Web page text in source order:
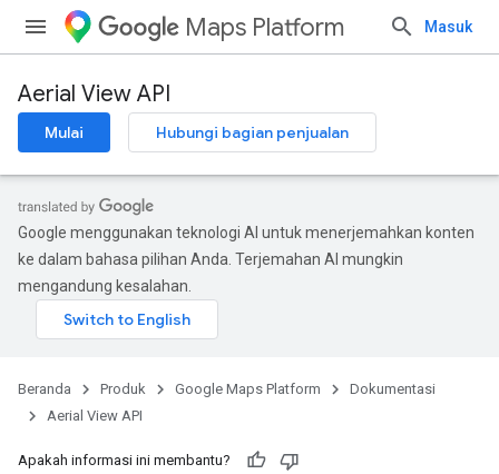
Maps Platform Masuk
Aerial View API
Mulai Hubungi bagian penjualan
Google menggunakan teknologi AI untuk menerjemahkan konten
ke dalam bahasa pilihan Anda. Terjemahan AI mungkin
mengandung kesalahan.
Beranda Produk Google Maps Platform
Dokumentasi
Aerial View API
Apakah informasi ini membantu?